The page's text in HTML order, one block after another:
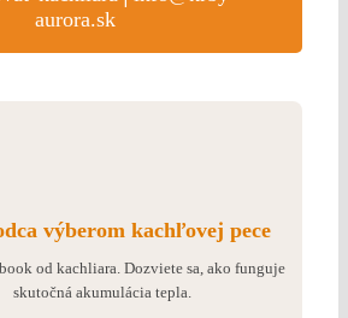
aurora.sk
výberom kachľovej pece
od kachliara. Dozviete sa, ako funguje
skutočná akumulácia tepla.